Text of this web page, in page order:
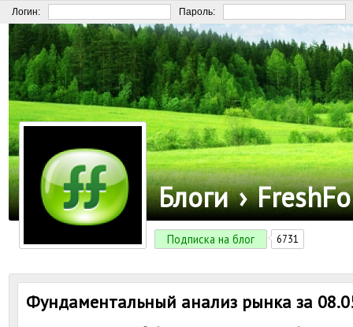
Логин: Пароль:
Блоги ›
Подписка на блог 6731
Фундаментальный анализ рынка за